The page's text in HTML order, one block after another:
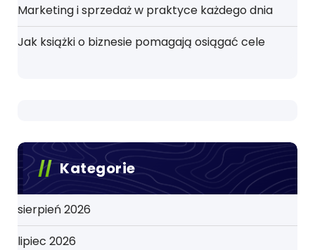
Marketing i sprzedaż w praktyce każdego dnia
Jak książki o biznesie pomagają osiągać cele
Kategorie
sierpień 2026
lipiec 2026